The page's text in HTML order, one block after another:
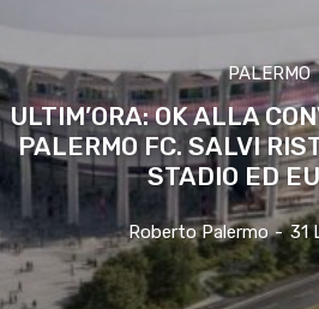
PALERMO
ULTIM’ORA: OK ALLA
PALERMO FC. SALVI
STADIO ED
Roberto Palermo - 31